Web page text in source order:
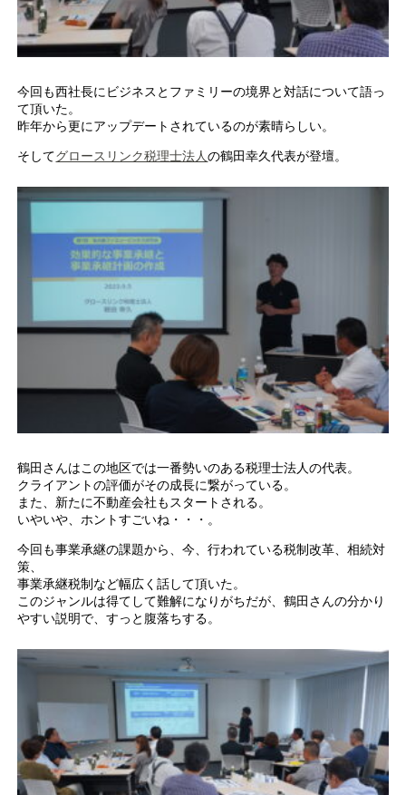
今回も西社長にビジネスとファミリーの境界と対話について語っ
て頂いた。
昨年から更にアップデートされているのが素晴らしい。
そしてグロースリンク税理士法人の鶴田幸久代表が登壇。
鶴田さんはこの地区では一番勢いのある税理士法人の代表。
クライアントの評価がその成長に繋がっている。
また、新たに不動産会社もスタートされる。
いやいや、ホントすごいね・・・。
今回も事業承継の課題から、今、行われている税制改革、相続対
策、
事業承継税制など幅広く話して頂いた。
このジャンルは得てして難解になりがちだが、鶴田さんの分かり
やすい説明で、すっと腹落ちする。